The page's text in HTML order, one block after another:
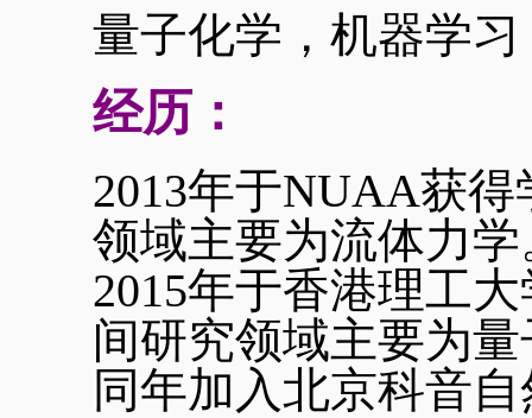
量子化学，机器学
经历：
2013年于NUAA获
领域主要为流体力学
2015年于香港理工
间研究领域主要为
同年加入北京科音